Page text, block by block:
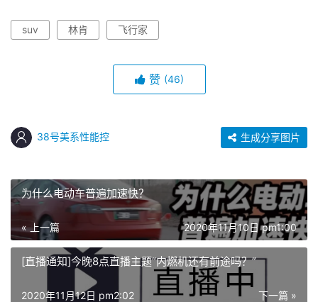
suv 林肯 飞行家
赞 (46)
38号美系性能控 生成分享图片
为什么电动车普遍加速快？
« 上一篇 2020年11月10日 pm1:00
[直播通知]今晚8点直播主题“内燃机还有前途吗？”
下一篇 »
2020年11月12日 pm2:02